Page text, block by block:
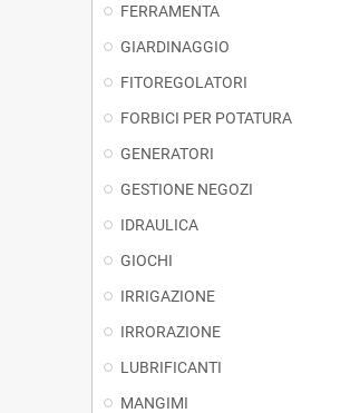
FERRAMENTA
GIARDINAGGIO
FITOREGOLATORI
FORBICI PER POTATURA
GENERATORI
GESTIONE NEGOZI
IDRAULICA
GIOCHI
IRRIGAZIONE
IRRORAZIONE
LUBRIFICANTI
MANGIMI